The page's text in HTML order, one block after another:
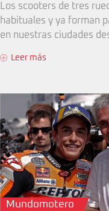
Los scooters de tres
habituales y ya forman
en nuestras ciudades
Leer más
Mundomotero